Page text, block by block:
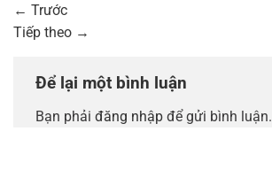
← Trước
Tiếp theo →
Để lại một bình luận
Bạn phải đăng nhập để gửi bình luận.